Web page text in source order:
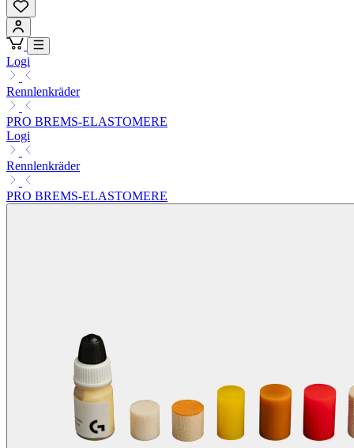
Logi
Rennlenkräder
PRO BREMS-ELASTOMERE
Logi
Rennlenkräder
PRO BREMS-ELASTOMERE